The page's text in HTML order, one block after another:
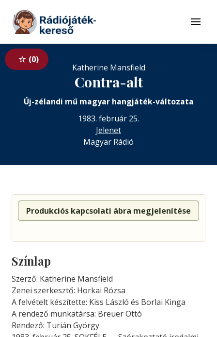
Tovább a tartalomhoz
Menü
0
Katherine Mansfield
Contra-alt
Új-zélandi mű magyar hangjáték-változata
1983. február 25.
Jelenet
Magyar Rádió
Produkciós kapcsolati ábra megjelenítése
Színlap
Szerző: Katherine Mansfield
Zenei szerkesztő: Horkai Rózsa
A felvételt készítette: Kiss László és Borlai Kinga
A rendező munkatársa: Breuer Ottó
Rendező: Turián György